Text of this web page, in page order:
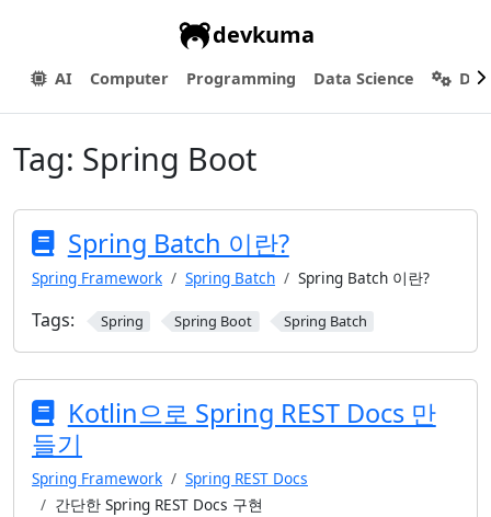
devkuma
AI Computer Programming Data Science
Tag: Spring Boot
Spring Batch 이란?
Spring Framework Spring Batch Spring Batch 이란?
Tags: Spring Spring Boot Spring Batch
Kotlin으로 Spring REST Docs 만
들기
Spring Framework
Spring REST Docs
간단한 Spring REST Docs 구현